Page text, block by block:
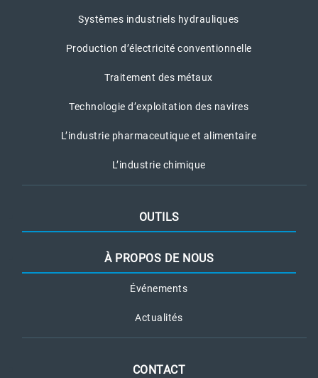
Systèmes industriels hydrauliques
Production d’électricité conventionnelle
Traitement des métaux
Technologie d’exploitation des navires
L’industrie pharmaceutique et alimentaire
L’industrie chimique
OUTILS
À PROPOS DE NOUS
Événements
Actualités
CONTACT